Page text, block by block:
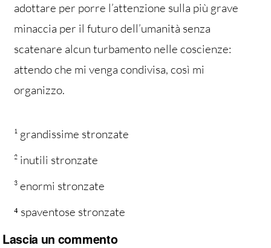
adottare per porre l’attenzione sulla più grave
minaccia per il futuro dell’umanità senza
scatenare alcun turbamento nelle coscienze:
attendo che mi venga condivisa, così mi
organizzo.
¹ grandissime stronzate
² inutili stronzate
³ enormi stronzate
⁴ spaventose stronzate
Lascia un commento